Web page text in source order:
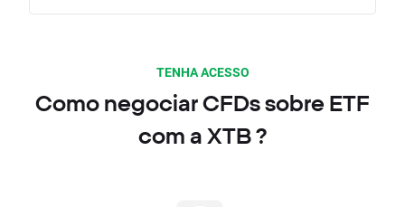
TENHA ACESSO
Como negociar CFDs sobre ETF
com a XTB ?